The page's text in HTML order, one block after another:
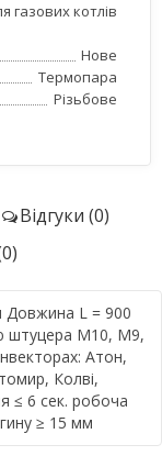
газових котлів
Нове
Термопара
Різьбове
Відгуки (0)
Довжина L = 900
штуцера M10, М9,
Атон,
Колві,
≤ 6 сек. робоча
≥ 15 мм